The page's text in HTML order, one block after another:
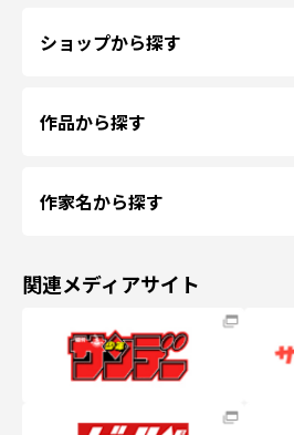
ショップから探す
作品から探す
作家名から探す
関連メディアサイト